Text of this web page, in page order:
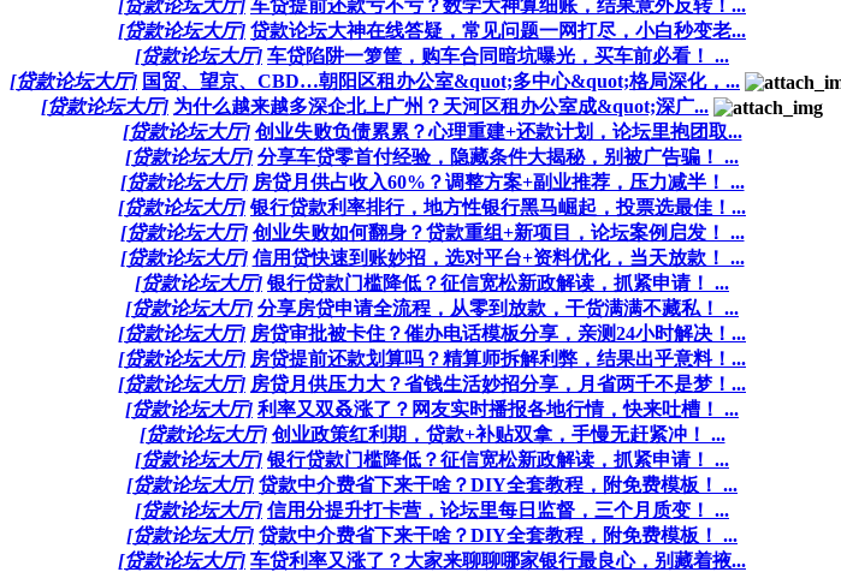
[贷款论坛大厅] 车贷提前还款亏不亏？数学大神算细账，结果意外反转！...
[贷款论坛大厅] 贷款论坛大神在线答疑，常见问题一网打尽，小白秒变老...
[贷款论坛大厅] 车贷陷阱一箩筐，购车合同暗坑曝光，买车前必看！ ...
[贷款论坛大厅] 国贸、望京、CBD…朝阳区租办公室&quot;多中心&quot;格局深化，...
[贷款论坛大厅] 为什么越来越多深企北上广州？天河区租办公室成&quot;深广...
[贷款论坛大厅] 创业失败负债累累？心理重建+还款计划，论坛里抱团取...
[贷款论坛大厅] 分享车贷零首付经验，隐藏条件大揭秘，别被广告骗！ ...
[贷款论坛大厅] 房贷月供占收入60%？调整方案+副业推荐，压力减半！ ...
[贷款论坛大厅] 银行贷款利率排行，地方性银行黑马崛起，投票选最佳！...
[贷款论坛大厅] 创业失败如何翻身？贷款重组+新项目，论坛案例启发！ ...
[贷款论坛大厅] 信用贷快速到账妙招，选对平台+资料优化，当天放款！ ...
[贷款论坛大厅] 银行贷款门槛降低？征信宽松新政解读，抓紧申请！ ...
[贷款论坛大厅] 分享房贷申请全流程，从零到放款，干货满满不藏私！ ...
[贷款论坛大厅] 房贷审批被卡住？催办电话模板分享，亲测24小时解决！...
[贷款论坛大厅] 房贷提前还款划算吗？精算师拆解利弊，结果出乎意料！...
[贷款论坛大厅] 房贷月供压力大？省钱生活妙招分享，月省两千不是梦！...
[贷款论坛大厅] 利率又双叒涨了？网友实时播报各地行情，快来吐槽！ ...
[贷款论坛大厅] 创业政策红利期，贷款+补贴双拿，手慢无赶紧冲！ ...
[贷款论坛大厅] 银行贷款门槛降低？征信宽松新政解读，抓紧申请！ ...
[贷款论坛大厅] 贷款中介费省下来干啥？DIY全套教程，附免费模板！ ...
[贷款论坛大厅] 信用分提升打卡营，论坛里每日监督，三个月质变！ ...
[贷款论坛大厅] 贷款中介费省下来干啥？DIY全套教程，附免费模板！ ...
[贷款论坛大厅] 车贷利率又涨了？大家来聊聊哪家银行最良心，别藏着掖...